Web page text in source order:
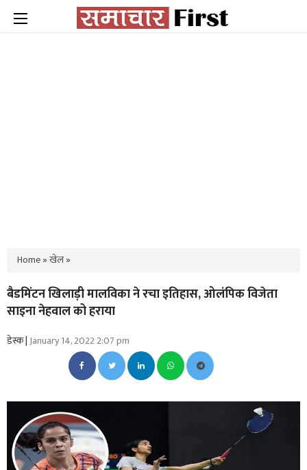
Home»खेल»
बैडमिंटन खिलाड़ी मालविका ने रचा इतिहास, ओलंपिक विजेता
साइना नेहवाल को हराया
डेस्क |January 14, 2022 2:07 pm